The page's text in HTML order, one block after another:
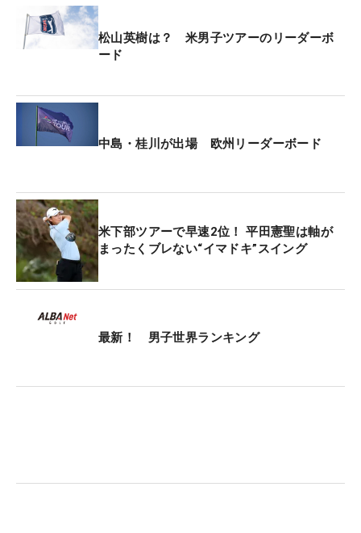
松山英樹は？ 米男子ツアーのリーダーボ
ード
中島・桂川が出場 欧州リーダーボード
米下部ツアーで早速2位！ 平田憲聖は軸が
まったくブレない“イマドキ”スイング
最新！ 男子世界ランキング